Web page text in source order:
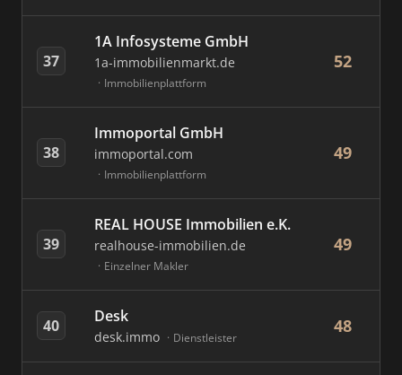
37
1A Infosysteme GmbH
1a-immobilienmarkt.de
Immobilienplattform
52
38
Immoportal GmbH
immoportal.com
Immobilienplattform
49
39
REAL HOUSE Immobilien e.K.
realhouse-immobilien.de
Einzelner Makler
49
40 Desk
desk.immo Dienstleister
48